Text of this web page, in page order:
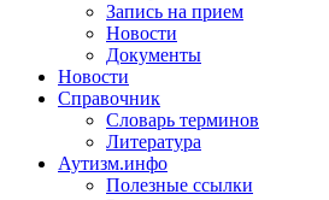
Запись на прием
Новости
Документы
Новости
Справочник
Словарь терминов
Литература
Аутизм.инфо
Полезные ссылки